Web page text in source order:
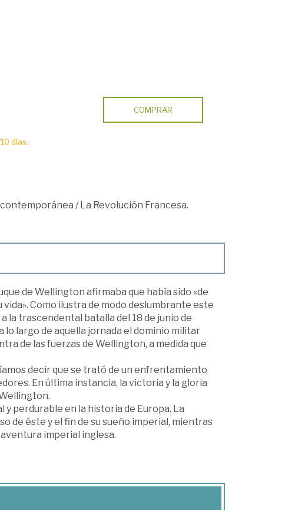
días.
COMPRAR
/ La Revolución Francesa.
de Wellington afirmaba que había sido «de
vida». Como ilustra de modo deslumbrante este
la trascendental batalla del 18 de junio de
lo largo de aquella jornada el dominio militar
de las fuerzas de Wellington, a medida que
decir que se trató de un enfrentamiento
En última instancia, la victoria y la gloria
y perdurable en la historia de Europa. La
de éste y el fin de su sueño imperial, mientras
imperial inglesa.